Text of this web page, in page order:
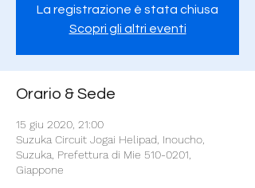
La registrazione è stata chiusa
Scopri gli altri eventi
Orario & Sede
15 giu 2020, 21:00
Suzuka Circuit Jogai Helipad, Inoucho,
Suzuka, Prefettura di Mie 510-0201,
Giappone